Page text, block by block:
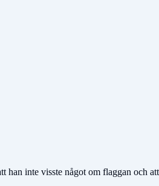
han inte visste något om flaggan och att